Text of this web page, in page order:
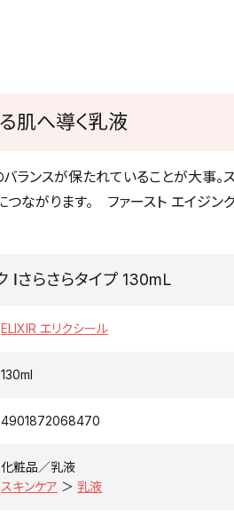
肌へ導く乳液
ンスが保たれていることが大事。
つながります。 ファースト エイジ
Ⅰさらさらタイプ 130mL
ELIXIR エリクシール
130ml
4901872068470
化粧品／乳液
スキンケア ＞ 乳液